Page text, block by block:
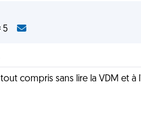
5
compris sans lire la VDM et